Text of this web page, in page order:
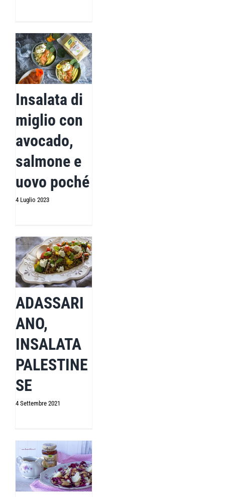
Insalata di
miglio con
avocado,
salmone e
uovo poché
4 Luglio 2023
ADASSARI
ANO,
INSALATA
PALESTINE
SE
4 Settembre 2021